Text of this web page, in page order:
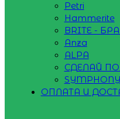
Petri
Hammerite
BRITE -
Anza
ALPA
СДЕЛАЙ
SYMPHONY
ОПЛАТА И